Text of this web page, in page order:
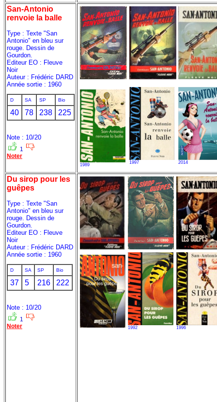
San-Antonio
renvoie la balle
Type : Texte "San
Antonio" en bleu sur
rouge. Dessin de
Gourdon.
Editeur EO : Fleuve
Noir
Auteur : Frédéric DARD
Année sortie : 1960
D SA SP Bio
40 78 238 225
Note : 10/20
1
Noter
1989 1997 2014
Du sirop pour les
guêpes
Type : Texte "San
Antonio" en bleu sur
rouge. Dessin de
Gourdon.
Editeur EO : Fleuve
Noir
Auteur : Frédéric DARD
Année sortie : 1960
D SA SP Bio
37 5 216 222
Note : 10/20
1
Noter
1992 1996